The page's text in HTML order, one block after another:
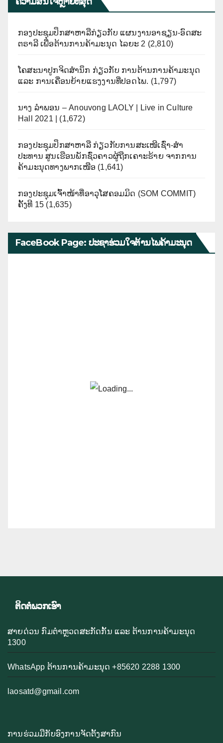
ກອງປະຊຸມປຶກສາຫາລືກ່ຽວກັບ ແຜນງານອາຊຽນ-ອົດສະ
ຕຣາລີ ເພື່ອຕ້ານການຄ້າມະນຸດ ໄລຍະ 2 (2,810)
ໂຄສະນາປູກຈິດສຳນຶກ ກ່ຽວກັບ ການຕ້ານການຄ້າມະນຸດ
ແລະ ການເຄື່ອນຍ້າຍແຮງງານທີ່ປອດໄພ. (1,797)
ນາງ ລຳພອນ – Anouvong LAOLY | Live in Culture
Hall 2021 |
(1,672)
ກອງປະຊຸມປຶກສາຫາລື ກ່ຽວກັບການສະເໜີເຊົ່າ-ສໍາ
ປະທານ ສູນເຮືອນພັກຊົ່ວຄາວຜູ້ຖືກເຄາະຮ້າຍ ຈາກການ
ຄ້າມະນຸດທາງພາກເໜືອ (1,641)
ກອງປະຊຸມເຈົ້າໜ້າທີ່ອາວຸໂສຄອມມິດ (SOM COMMIT)
ຄັ້ງທີ 15 (1,635)
FaceBook Page: ປະຊາຮ່ວມໃຈຕ້ານໄພຄ້າມະນຸດ
ຕິດຕໍ່ພວກເຮົາ
ສາຍດ່ວນ ກົມຕຳຫຼວດສະກັດກັ້ນ ແລະ ຕ້ານການຄ້າມະນຸດ
1300
WhatsApp ຕ້ານການຄ້າມະນຸດ +85620 2288 1300
laosatd@gmail.com
ການຮ່ວມມືກັບອົງການຈັດຕັ້ງສາກົນ